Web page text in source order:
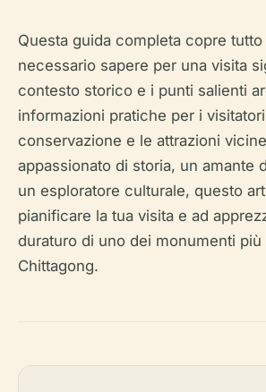
Questa guida completa copre
necessario sapere per una visita
contesto storico e i punti salienti
informazioni pratiche per i
conservazione e le attrazioni
appassionato di storia, un amante
un esploratore culturale, questo
pianificare la tua visita e ad
duraturo di uno dei monumenti più
Chittagong.